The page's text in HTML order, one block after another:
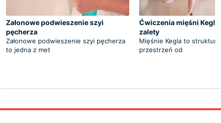
Załonowe podwieszenie szyi
pęcherza
Załonowe podwieszenie szyi pęcherza
to jedna z met
Ćwiczenia mięśni Kegla
zalety
Mięśnie Kegla to struktury
przestrzeń od